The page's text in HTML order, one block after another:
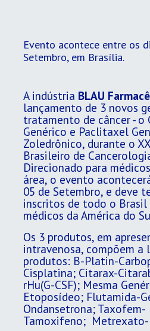
Evento acontece entre os
Setembro, em Brasília.
​A indústria BLAU
lançamento de 3 novos
tratamento de câncer - o
Genérico e Paclitaxel
Zoledrônico, durante o
Brasileiro de
Direcionado para
área, o evento
05 de Setembro, e deve
inscritos de todo o Brasil
médicos da América do
Os 3 produtos, em
intravenosa, compõem a
produtos: B-Platin-
Cisplatina; Citarax-
rHu(G-CSF); Mesma
Etoposídeo; Flutamida-
Ondansetrona; Taxofem-
Tamoxifeno;